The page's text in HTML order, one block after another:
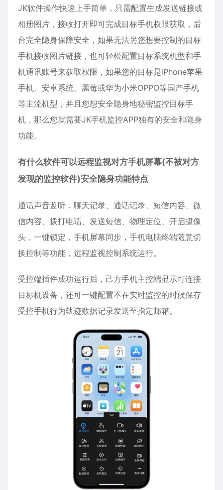
JK软件操作快速上手简单，只需配置生成发送链接或
相册图片，接收打开即可完成目标手机权限获取，后
台完全隐身保障安全，如果无法另您想要控制的目标
手机接收图片链接，也可轻松配置目标系统机型和手
机通讯账号来获取权限，如果您的目标是iPhone苹果
手机、 安卓系统、黑莓或华为小米OPPO等国产手机
等主流机型，并且您想安全隐身地秘密监控目标手
机，那么您就需要JK手机监控APP独有的安全和隐身
功能。
有什么软件可以远程监视对方手机屏幕(不被对方
发现的监控软件)安全隐身功能特点
通话声音监听，聊天记录、通话记录、短信内容、 微
信内容、拨打电话、发送短信、物理定位、开启摄像
头，一键锁定，手机屏幕同步，手机电脑终端随意切
换控制等功能，远程监视控制系统运行。
受控端插件成功运行后，己方手机主控端显示可连接
目标机设备，还可一键配置不在实时监控的时候保存
受控手机行为轨迹数据记录发送至指定邮箱。